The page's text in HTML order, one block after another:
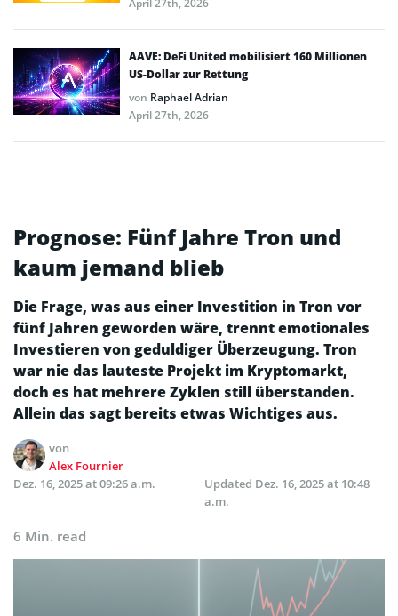
AAVE: DeFi United mobilisiert 160 Millionen
US-Dollar zur Rettung
von Raphael Adrian
April 27th, 2026
Prognose: Fünf Jahre Tron und
kaum jemand blieb
Die Frage, was aus einer Investition in Tron vor
fünf Jahren geworden wäre, trennt emotionales
Investieren von geduldiger Überzeugung. Tron
war nie das lauteste Projekt im Kryptomarkt,
doch es hat mehrere Zyklen still überstanden.
Allein das sagt bereits etwas Wichtiges aus.
von
Alex Fournier
Dez. 16, 2025 at 09:26 a.m.
Updated Dez. 16, 2025 at 10:48
a.m.
6 Min. read